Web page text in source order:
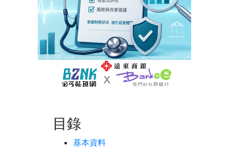
目錄
基本資料